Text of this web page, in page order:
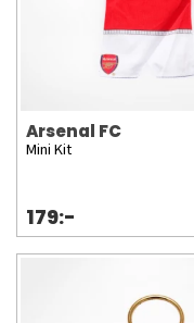
Arsenal FC
Mini Kit
179:-